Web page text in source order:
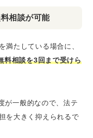
相談が可能
満たしている場合に、
料相談を3回まで受けら
が一般的なので、法テ
を大きく抑えられるで